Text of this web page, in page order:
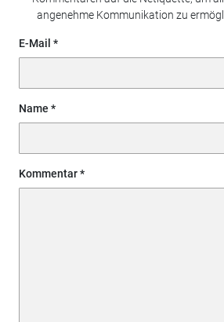
angenehme Kommunikation zu
E-Mail
Name
Kommentar